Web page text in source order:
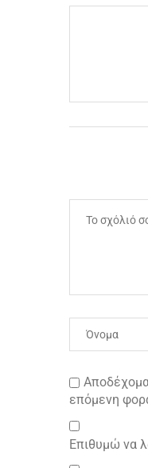
επόμενη
Επιθυμώ να